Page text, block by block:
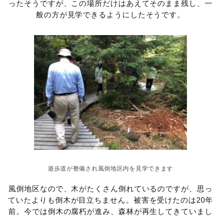
ったそうですが、この場所だけはあえてそのまま残し、一
般の方が見学できるようにしたそうです。
遊歩道が整備され風倒地区内を見学できます
風倒地区なので、木がたくさん倒れているのですが、思っ
ていたよりも倒木が目立ちません。被害を受けたのは20年
前。今では倒木の腐朽が進み、森林が再生してきていまし